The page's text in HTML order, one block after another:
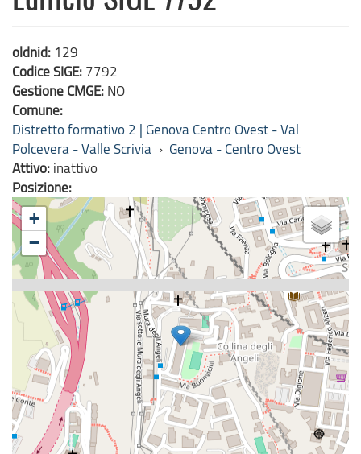
oldnid: 129
Codice SIGE: 7792
Gestione CMGE: NO
Comune:
Distretto formativo 2 | Genova Centro Ovest - Val
Polcevera - Valle Scrivia › Genova - Centro Ovest
Attivo: inattivo
Posizione:
+
−